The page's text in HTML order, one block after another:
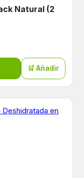
Natural (2
🛒 Añadir